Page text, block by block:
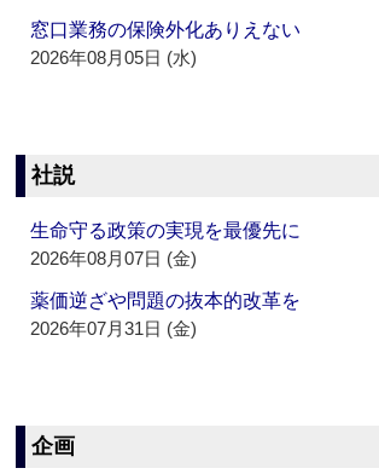
窓口業務の保険外化ありえない
2026年08月05日 (水)
社説
生命守る政策の実現を最優先に
2026年08月07日 (金)
薬価逆ざや問題の抜本的改革を
2026年07月31日 (金)
企画